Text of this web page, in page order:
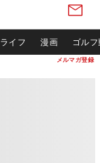
メルマガ登録
ライフ 漫画 ゴル